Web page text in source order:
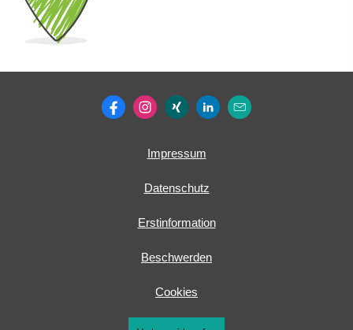
Impressum
Datenschutz
Erstinformation
Beschwerden
Cookies